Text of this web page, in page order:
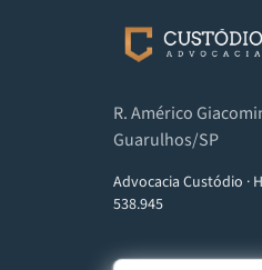
R. Américo
Guarulhos/SP
Advocacia Custódio ·
538.945